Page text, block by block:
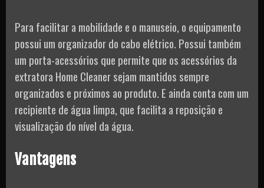
Para facilitar a mobilidade e o manuseio, o equipamento
possui um organizador do cabo elétrico. Possui também
um porta-acessórios que permite que os acessórios da
extratora Home Cleaner sejam mantidos sempre
organizados e próximos ao produto. E ainda conta com um
recipiente de água limpa, que facilita a reposição e
visualização do nível da água.
Vantagens